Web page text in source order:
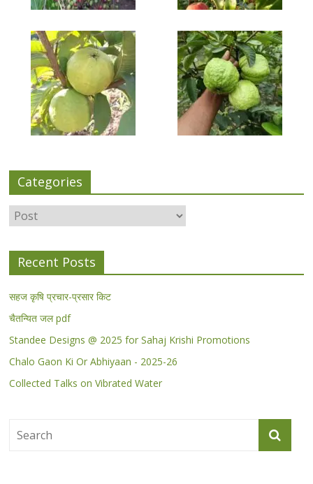
Categories
Categories
Recent Posts
सहज कृषि प्रचार-प्रसार किट
चैतन्यित जल pdf
Standee Designs @ 2025 for Sahaj Krishi Promotions
Chalo Gaon Ki Or Abhiyaan - 2025-26
Collected Talks on Vibrated Water